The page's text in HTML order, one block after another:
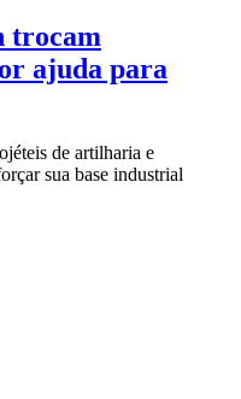
trocam
ajuda para
de artilharia e
sua base industrial